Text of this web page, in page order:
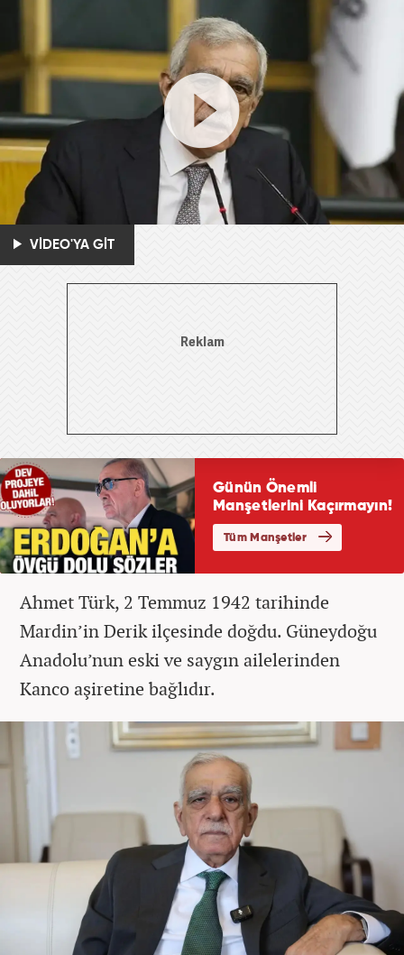
VİDEO'YA GİT
Ahmet Türk, 2 Temmuz 1942 tarihinde
Mardin’in Derik ilçesinde doğdu. Güneydoğu
Anadolu’nun eski ve saygın ailelerinden
Kanco aşiretine bağlıdır.